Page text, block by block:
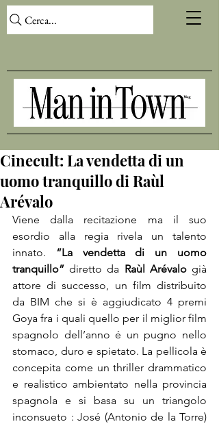
Cerca...
Cinecult: La vendetta di un
uomo tranquillo di Raùl
Arévalo
Viene dalla recitazione ma il suo
esordio alla regia rivela un talento
innato. “La vendetta di un uomo
tranquillo” diretto da Raùl Arévalo già
attore di successo, un film distribuito
da BIM che si è aggiudicato 4 premi
Goya fra i quali quello per il miglior film
spagnolo dell’anno é un pugno nello
stomaco, duro e spietato. La pellicola è
concepita come un thriller drammatico
e realistico ambientato nella provincia
spagnola e si basa su un triangolo
inconsueto : José (Antonio de la Torre)